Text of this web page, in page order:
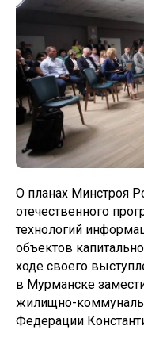
О планах Минстроя
отечественного
технологий
объектов
ходе своего
в Мурманске
жилищно-
Федерации